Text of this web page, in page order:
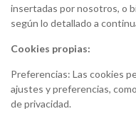
insertadas por nosotros, o
según lo detallado a
Cookies propias:
Preferencias: Las cookies
ajustes y preferencias,
de privacidad.